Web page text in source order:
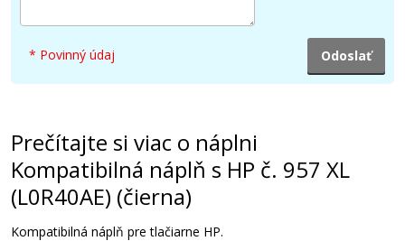
* Povinný údaj
Prečítajte si viac o náplni
Kompatibilná náplň s HP č. 957 XL
(L0R40AE) (čierna)
Kompatibilná náplň pre tlačiarne HP.